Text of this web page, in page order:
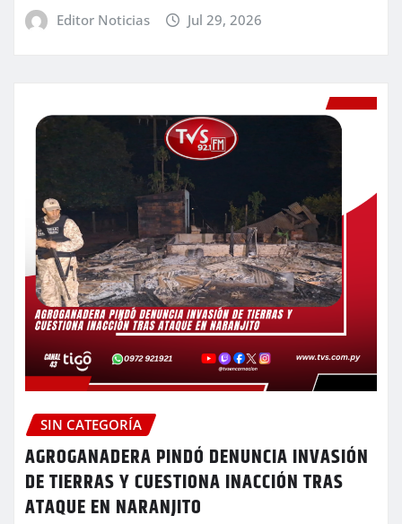
Editor Noticias Jul 29, 2026
SIN CATEGORÍA
AGROGANADERA PINDÓ DENUNCIA INVASIÓN
DE TIERRAS Y CUESTIONA INACCIÓN TRAS
ATAQUE EN NARANJITO